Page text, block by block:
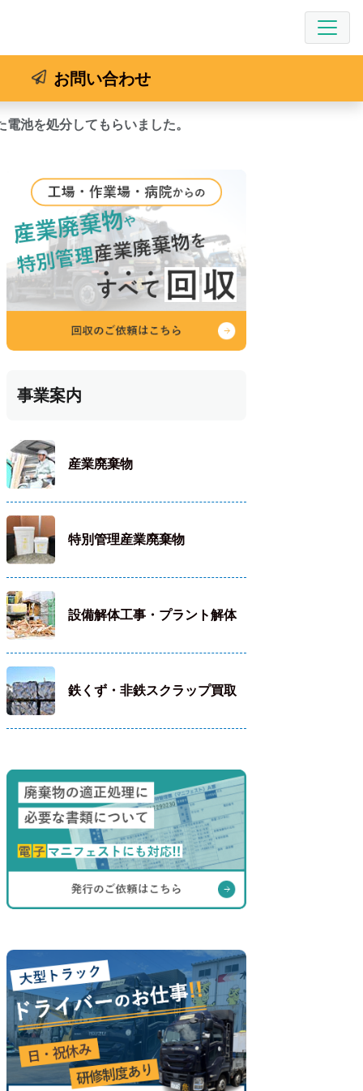
お問い合わせ
池を処分してもらいました。
事業案内
産業廃棄物
特別管理産業廃棄物
設備解体工事・プラント解体
鉄くず・非鉄スクラップ買取